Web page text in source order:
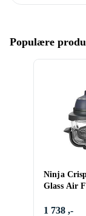
Populære
Ninja
Glass Air
1 738 ,-